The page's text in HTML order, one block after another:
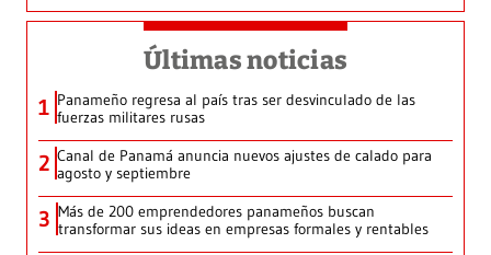
Últimas noticias
1 Panameño regresa al país tras ser desvinculado de las
fuerzas militares rusas
2 Canal de Panamá anuncia nuevos ajustes de calado para
agosto y septiembre
3 Más de 200 emprendedores panameños buscan
transformar sus ideas en empresas formales y rentables